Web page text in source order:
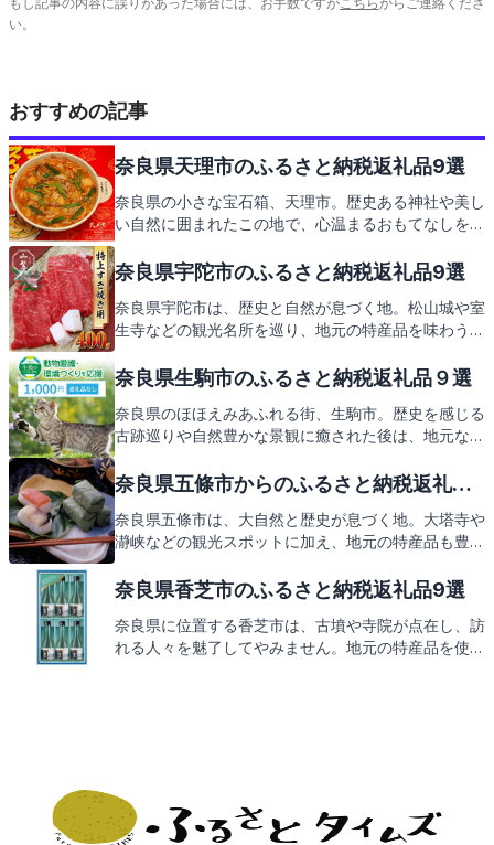
い。
おすすめの記事
奈良県天理市のふるさと納税返礼品9選
奈良県の小さな宝石箱、天理市。歴史ある神社や美し
い自然に囲まれたこの地で、心温まるおもてなしを体
礼品もご紹介します。天理市からの特産品をお楽しみ
奈良県宇陀市のふるさと納税返礼品9選
奈良県宇陀市は、歴史と自然が息づく地。松山城や室
生寺などの観光名所を巡り、地元の特産品を味わう。
礼品が皆様を待っています。次は、その返礼品の数々
奈良県生駒市のふるさと納税返礼品９選
奈良県のほほえみあふれる街、生駒市。歴史を感じる
古跡巡りや自然豊かな景観に癒された後は、地元なら
市の心温まるおもてなしの返礼品をご紹介します。
奈良県五條市からのふるさと納税返礼品9
選
奈良県五條市は、大自然と歴史が息づく地。大塔寺や
瀞峡などの観光スポットに加え、地元の特産品も豊富
を通じてお届けします。次は五條市からの心温まる返
奈良県香芝市のふるさと納税返礼品9選
奈良県に位置する香芝市は、古墳や寺院が点在し、訪
れる人々を魅了してやみません。地元の特産品を使っ